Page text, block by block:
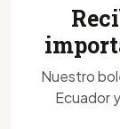
Nuestro
Ecuador